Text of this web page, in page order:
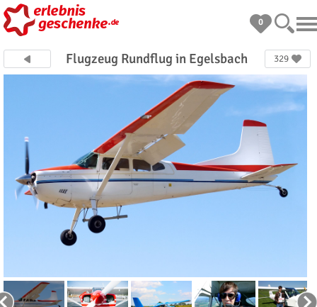
0
Flugzeug Rundflug in Egelsbach 329